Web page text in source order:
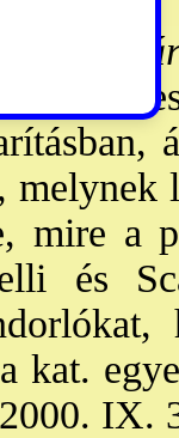
Szt
Az
mire a
és
kat.
IX.